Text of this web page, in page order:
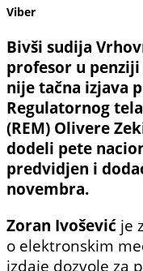
Viber
Bivši sudija
profesor u
nije tačna izjava
Regulatornog
(REM) Olivere
dodeli pete
predvidjen i
novembra.
Zoran Ivošević je
o elektronskim
izdaje dozvole za